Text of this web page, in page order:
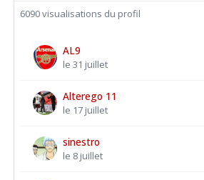
6090 visualisations du profil
AL9
le 31 juillet
Alterego 11
le 17 juillet
sinestro
le 8 juillet